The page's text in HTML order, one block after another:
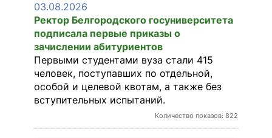
КОНТАКТЫ
03.08.2026
Ректор Белгородского госуниверситета
подписала первые приказы о
зачислении абитуриентов
Первыми студентами вуза стали 415
человек, поступавших по отдельной,
особой и целевой квотам, а также без
вступительных испытаний.
Количество показов: 822